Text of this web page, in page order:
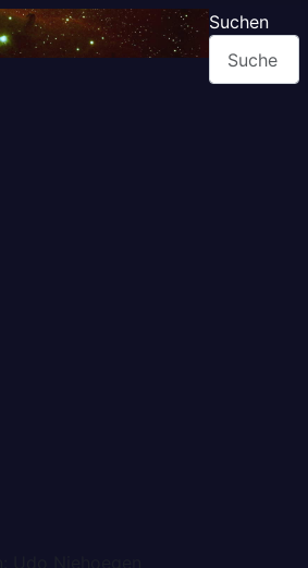
Suchen